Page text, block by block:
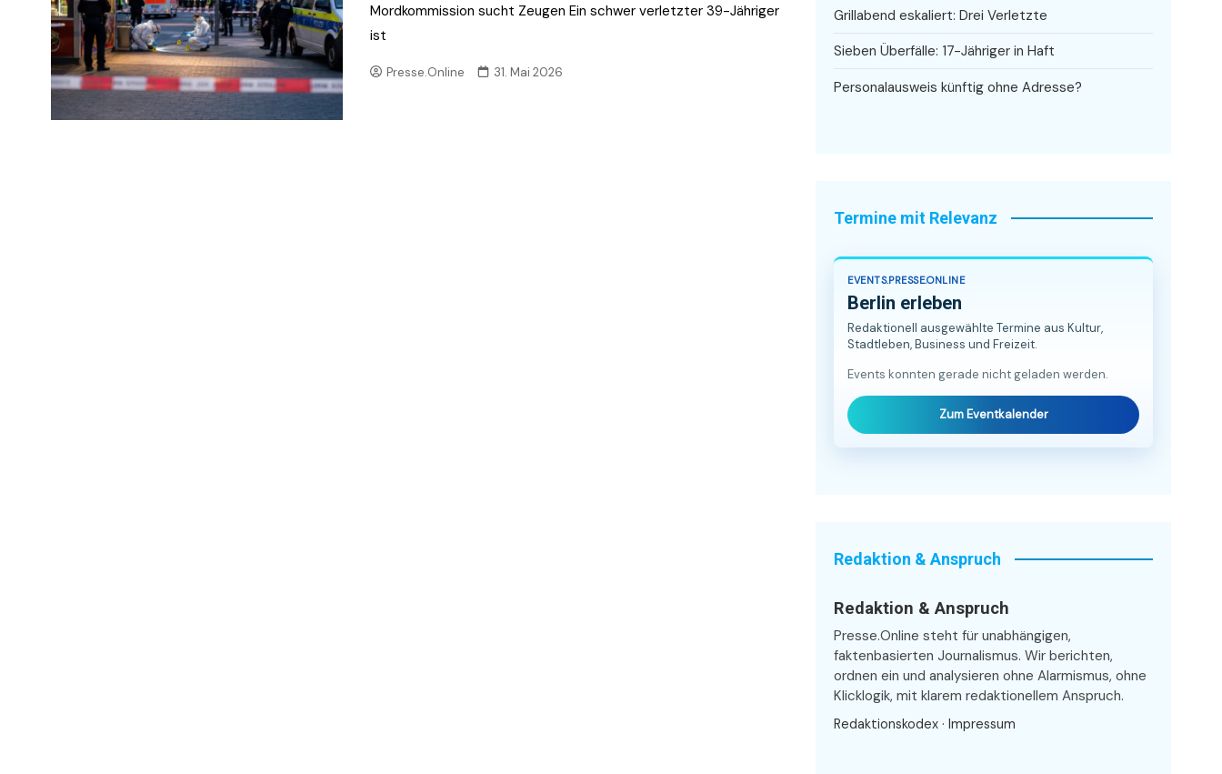
Mordkommission sucht Zeugen Ein schwer verletzter 39-Jähriger
ist
Presse.Online 31. Mai 2026
Grillabend eskaliert: Drei Verletzte
Sieben Überfälle: 17-Jähriger in Haft
Personalausweis künftig ohne Adresse?
Termine mit Relevanz
EVENTS.PRESSE.ONLINE
Berlin erleben
Redaktionell ausgewählte Termine aus Kultur,
Stadtleben, Business und Freizeit.
Events konnten gerade nicht geladen werden.
Zum Eventkalender
Redaktion & Anspruch
Redaktion & Anspruch
Presse.Online steht für unabhängigen,
faktenbasierten Journalismus. Wir berichten,
ordnen ein und analysieren ohne Alarmismus, ohne
Klicklogik, mit klarem redaktionellem Anspruch.
Redaktionskodex · Impressum